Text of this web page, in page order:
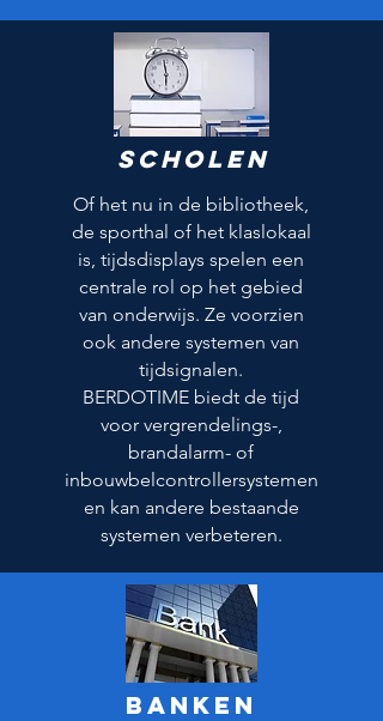
Scholen
Of het nu in de bibliotheek,
de sporthal of het klaslokaal
is, tijdsdisplays spelen een
centrale rol op het gebied
van onderwijs. Ze voorzien
ook andere systemen van
tijdsignalen.
BERDOTIME biedt de tijd
voor vergrendelings-,
brandalarm- of
inbouwbelcontrollersystemen
en kan andere bestaande
systemen verbeteren.
Banken